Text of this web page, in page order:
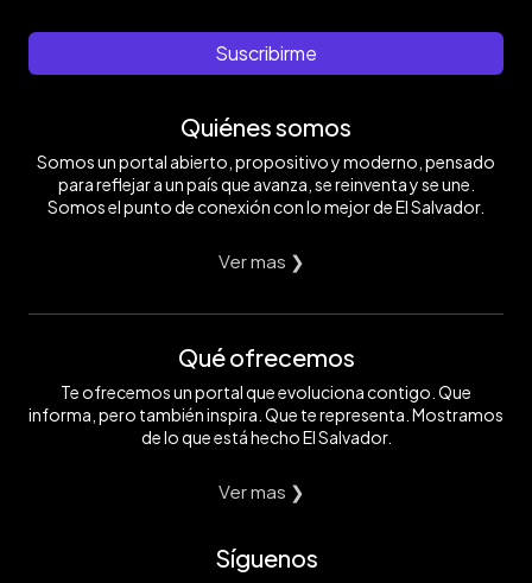
Suscribirme
Quiénes somos
Somos un portal abierto, propositivo y moderno, pensado
para reflejar a un país que avanza, se reinventa y se une.
Somos el punto de conexión con lo mejor de El Salvador.
Ver mas ❯
Qué ofrecemos
Te ofrecemos un portal que evoluciona contigo. Que
informa, pero también inspira. Que te representa. Mostramos
de lo que está hecho El Salvador.
Ver mas ❯
Síguenos